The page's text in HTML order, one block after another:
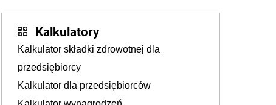
Kalkulatory
Kalkulator składki zdrowotnej dla
przedsiębiorcy
Kalkulator dla przedsiębiorców